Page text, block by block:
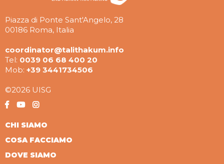
Piazza di Ponte Sant'Angelo, 28
00186 Roma, Italia
coordinator@talithakum.info
Tel: 0039 06 68 400 20
Mob: +39 3441734506
©2026 UISG
CHI SIAMO
COSA FACCIAMO
DOVE SIAMO